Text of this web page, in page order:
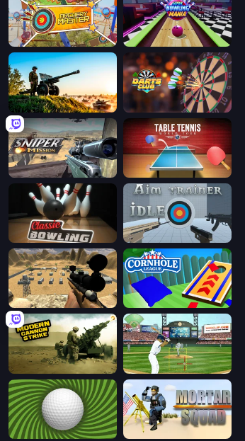
Archery Master Super Bowling Mania
Artillery Vs Tanks Darts Club
Sniper Mission Table Tennis World Tour
Classic Bowling Aim Trainer Idle
Ghost Sniper Cornhole League
Modern Cannon Strike Baseball
The Speedy Golf Mortar Squad